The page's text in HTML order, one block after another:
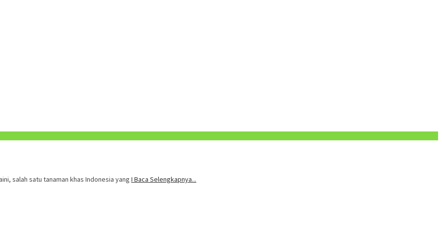
salah satu tanaman khas Indonesia yang I Baca Selengkapnya...